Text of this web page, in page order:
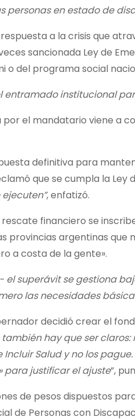
personas en estado de
a la crisis que
sancionada Ley de
o del programa social
entramado institucional
por el mandatario viene a
definitiva para
que se cumpla la Ley
, enfatizó.
financiero se
provincias argentinas
a costa de la gente».
el superávit se gestiona
las necesidades
decidió crear el
también hay que ser
Salud y no los
para justificar el ajuste”,
de pesos dispuestos
de Personas con